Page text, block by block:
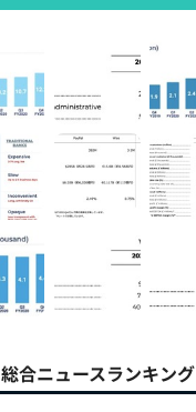
総合ニュースランキング